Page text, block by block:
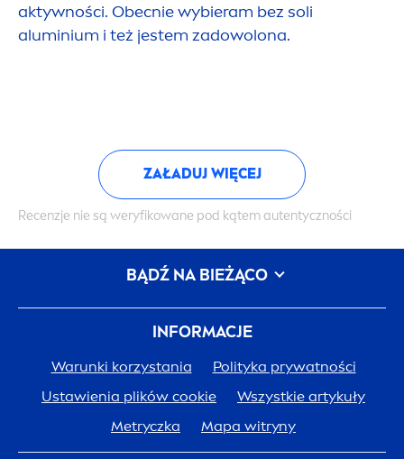
aktywności. Obecnie wybieram bez soli
aluminium i też jestem zadowolona.
ZAŁADUJ WIĘCEJ
Recenzje nie są weryfikowane pod kątem autentyczności
INFORMACJE
Warunki korzystania
Polityka prywatności
Ustawienia plików cookie
Wszystkie artykuły
Metryczka
Mapa witryny
BĄDŹ NA BIEŻĄCO